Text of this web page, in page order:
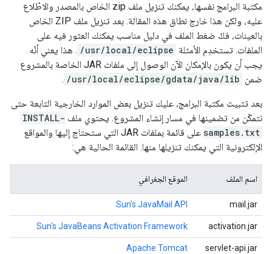
مكتبة البرامج نفسها، يمكنك تنزيل ملف zip الخاص بالمصدر والاطّلاع
عليه، ولكن هذا خارج نطاق هذه المقالة. بعد تنزيل ملف ZIP الخاص
بالعينات، فكّ ضغط الملف في دليل مناسب يمكنك العثور فيه على
الملفات. تستخدِم الأمثلة /usr/local/eclipse . هذا يعني أنّه
يجب أن يكون بالإمكان الآن الوصول إلى ملفات JAR الخاصة بالمشروع
ضمن /usr/local/eclipse/gdata/java/lib
.
بعد تثبيت مكتبة البرامج، عليك تنزيل بعض الموارد الخارجية التابعة حتى
نتمكّن من تضمينها في مسار إنشاء المشروع. يحتوي ملف INSTALL-
samples.txt
على قائمة بملفات JAR التي ستحتاج إليها والمواقع
الإلكترونية التي يمكنك تنزيلها منها. القائمة الحالية هي:
اسم الملف الموقع الجغرافي
mail.jar
Sun's JavaMail API
activation.jar
Sun's JavaBeans Activation Framework
servlet-api.jar
Apache Tomcat